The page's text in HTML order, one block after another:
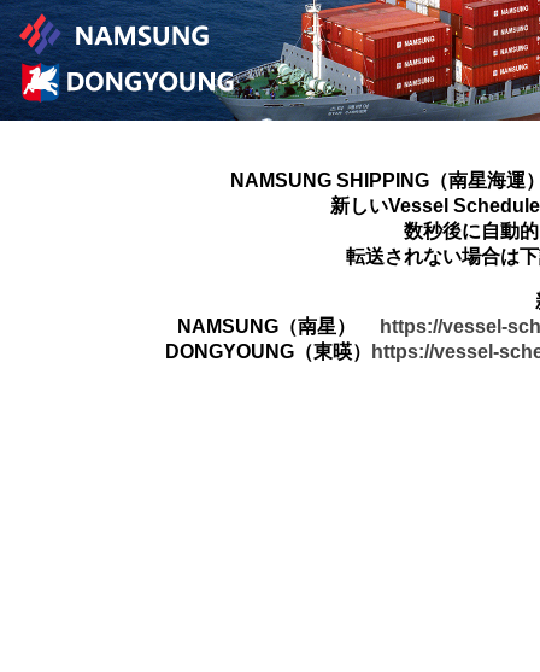
NAMSUNG SHIPPING（南星海運
新しいVessel
数秒後に自動
転送されない場合は
NAMSUNG（南星）
https://vessel-
DONGYOUNG（東暎）
https://vessel-